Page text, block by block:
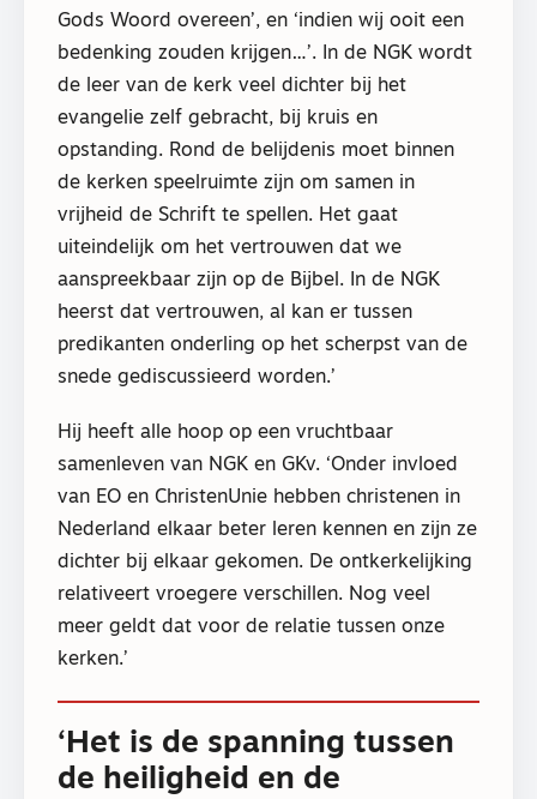
Gods Woord overeen’, en ‘indien wij ooit een
bedenking zouden krijgen…’. In de NGK wordt
de leer van de kerk veel dichter bij het
evangelie zelf gebracht, bij kruis en
opstanding. Rond de belijdenis moet binnen
de kerken speelruimte zijn om samen in
vrijheid de Schrift te spellen. Het gaat
uiteindelijk om het vertrouwen dat we
aanspreekbaar zijn op de Bijbel. In de NGK
heerst dat vertrouwen, al kan er tussen
predikanten onderling op het scherpst van de
snede gediscussieerd worden.’
Hij heeft alle hoop op een vruchtbaar
samenleven van NGK en GKv. ‘Onder invloed
van EO en ChristenUnie hebben christenen in
Nederland elkaar beter leren kennen en zijn ze
dichter bij elkaar gekomen. De ontkerkelijking
relativeert vroegere verschillen. Nog veel
meer geldt dat voor de relatie tussen onze
kerken.’
‘Het is de spanning tussen
de heiligheid en de